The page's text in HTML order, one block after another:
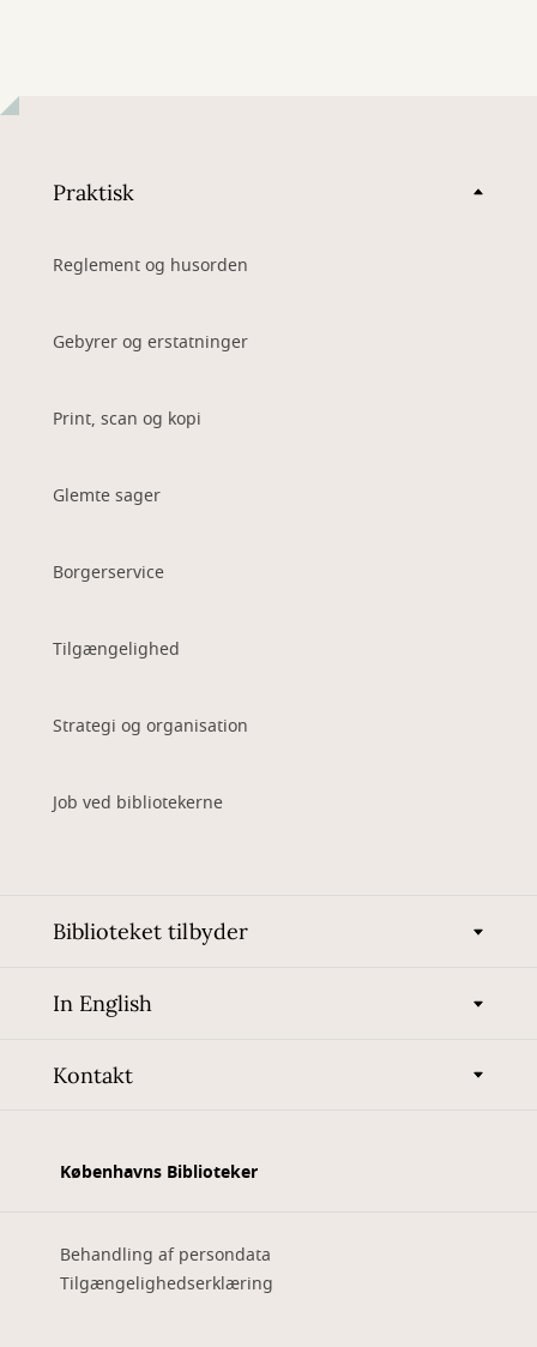
Praktisk
Reglement og husorden
Gebyrer og erstatninger
Print, scan og kopi
Glemte sager
Borgerservice
Tilgængelighed
Strategi og organisation
Job ved bibliotekerne
Biblioteket tilbyder
In English
Kontakt
Københavns Biblioteker
Behandling af persondata
Tilgængelighedserklæring